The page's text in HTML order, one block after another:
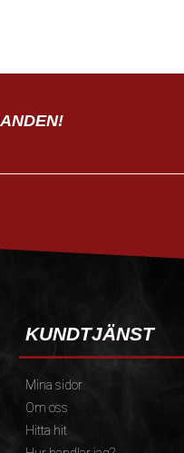
KUNDTJÄNST
Mina sidor
Om oss
Hitta hit